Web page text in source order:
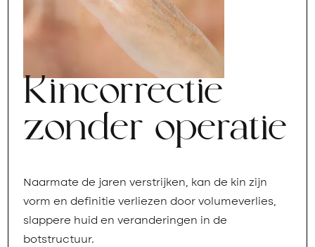
Kincorrectie
zonder operatie
Naarmate de jaren verstrijken, kan de kin zijn
vorm en definitie verliezen door volumeverlies,
slappere huid en veranderingen in de
botstructuur.